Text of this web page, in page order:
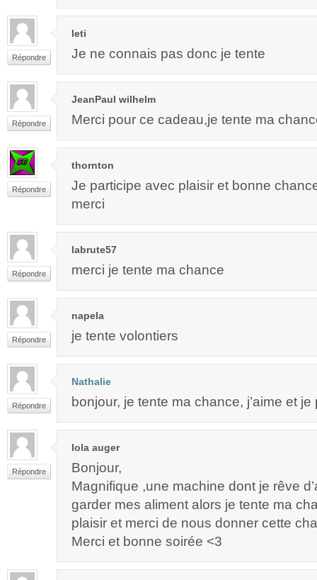
Répondre
leti
Je ne connais pas donc je tente
Répondre
JeanPaul wilhelm
Merci pour ce cadeau,je tente ma
Répondre
thornton
Je participe avec plaisir et bonne
merci
Répondre
labrute57
merci je tente ma chance
Répondre
napela
je tente volontiers
Répondre
Nathalie
bonjour, je tente ma chance, j’aime et
Répondre
lola auger
Bonjour,
Magnifique ,une machine dont je rêve
garder mes aliment alors je tente ma
plaisir et merci de nous donner cette
Merci et bonne soirée <3